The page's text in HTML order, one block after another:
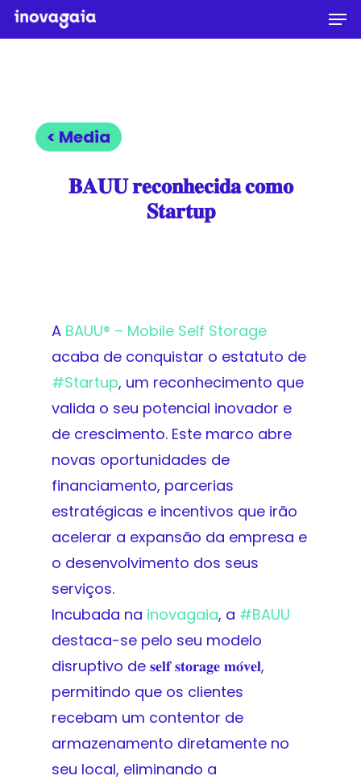
Skip
to
< Media
𝐁𝐀𝐔𝐔 𝐫𝐞𝐜𝐨𝐧𝐡𝐞𝐜𝐢𝐝𝐚 𝐜𝐨𝐦𝐨
𝐒𝐭𝐚𝐫𝐭𝐮𝐩
A BAUU® – Mobile Self Storage
acaba de conquistar o estatuto de
#Startup, um reconhecimento que
valida o seu potencial inovador e
de crescimento. Este marco abre
novas oportunidades de
financiamento, parcerias
estratégicas e incentivos que irão
acelerar a expansão da empresa e
o desenvolvimento dos seus
serviços.
Incubada na inovagaia, a #BAUU
destaca-se pelo seu modelo
disruptivo de 𝐬𝐞𝐥𝐟 𝐬𝐭𝐨𝐫𝐚𝐠𝐞 𝐦𝐨́𝐯𝐞𝐥,
permitindo que os clientes
recebam um contentor de
armazenamento diretamente no
seu local, eliminando a